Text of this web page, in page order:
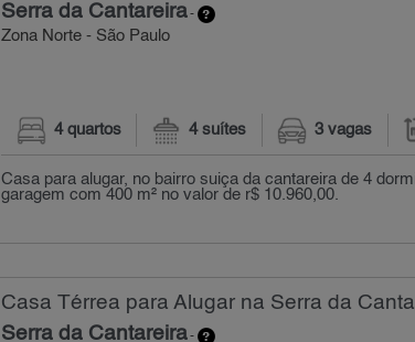
Serra da Cantareira-
Zona Norte - São Paulo
4 quartos 4 suítes 3 vagas
Casa para alugar, no bairro suiça da cantareira de 4
garagem com 400 m² no valor de r$ 10.960,00.
Casa Térrea para Alugar na Serra da
Serra da Cantareira-